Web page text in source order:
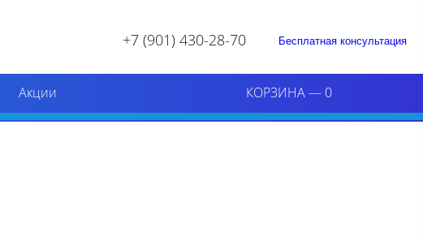
+7 (901) 430-28-70 Бесплатная консультация
Акции КОРЗИНА — 0